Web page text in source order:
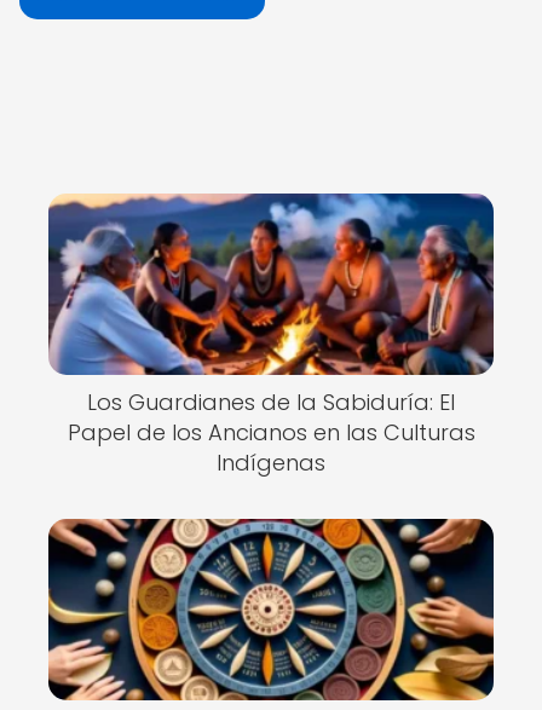
Los Guardianes de la Sabiduría: El
Papel de los Ancianos en las Culturas
Indígenas